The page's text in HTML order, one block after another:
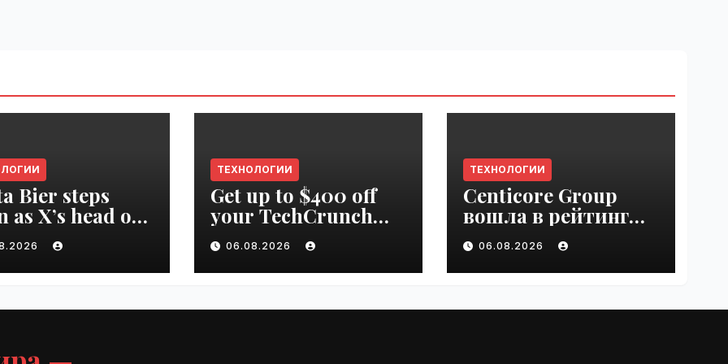
Bier steps
as X’s head of
| VseTime.ru
ТЕХНОЛОГИИ
Get up to $400 off
your TechCrunch
Disrupt 2026 pass
until Friday |
VseTime.ru
06.08.2026
ТЕХНОЛОГИИ
Centicore Group
вошла в рейтинг
«CNews500:
Крупнейшие ИТ-
компании России» |
06.08.2026